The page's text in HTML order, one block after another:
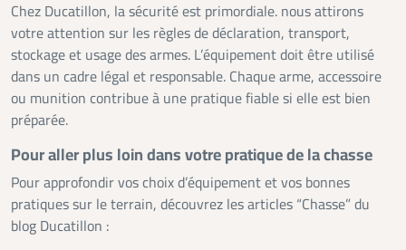
Chez Ducatillon, la sécurité est primordiale. nous attirons
votre attention sur les règles de déclaration, transport,
stockage et usage des armes. L’équipement doit être utilisé
dans un cadre légal et responsable. Chaque arme, accessoire
ou munition contribue à une pratique fiable si elle est bien
préparée.
Pour aller plus loin dans votre pratique de la chasse
Pour approfondir vos choix d’équipement et vos bonnes
pratiques sur le terrain, découvrez les articles “Chasse” du
blog Ducatillon :